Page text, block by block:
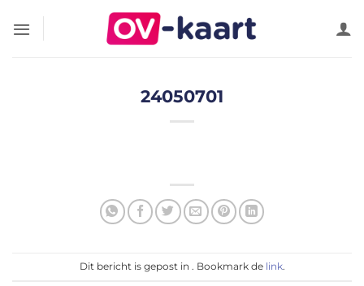
naar
24050701
Dit bericht is gepost in . Bookmark de link.